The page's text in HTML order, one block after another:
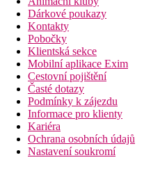
Dárkové poukazy
Kontakty
Pobočky
Klientská sekce
Mobilní aplikace Exim
Cestovní pojištění
Časté dotazy
Podmínky k zájezdu
Informace pro klienty
Kariéra
Ochrana osobních údajů
Nastavení soukromí